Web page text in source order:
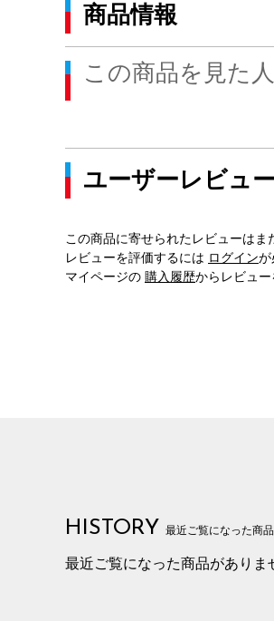
商品情報
この商品を見た
ユーザーレビュー
この商品に寄せられたレビューはま
レビューを評価するには ログインが
マイページの 購入履歴からレビュー
HISTORY 最近ご覧になった商品
最近ご覧になった商品がありま